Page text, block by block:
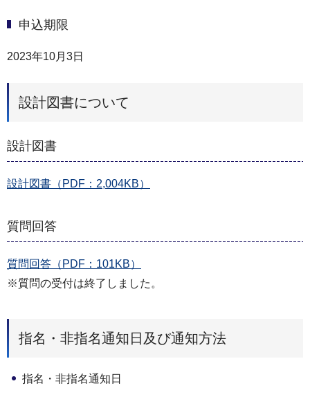
申込期限
2023年10月3日
設計図書について
設計図書
設計図書（PDF：2,004KB）
質問回答
質問回答（PDF：101KB）
※質問の受付は終了しました。
指名・非指名通知日及び通知方法
指名・非指名通知日